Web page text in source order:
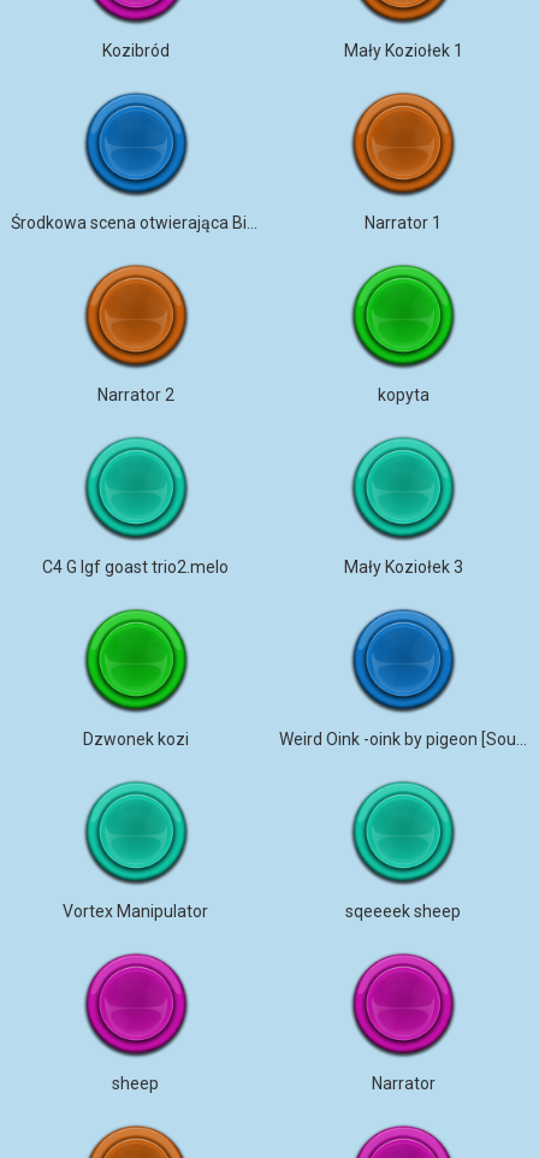
Kozibród Mały Koziołek 1
Narrator 1
Narrator 2 kopyta
C4 G lgf goast trio2.melo Mały Koziołek 3
Dzwonek kozi
Vortex Manipulator sqeeeek sheep
sheep Narrator